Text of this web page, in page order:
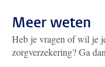
Meer weten
Heb je vragen of wil je
zorgverzekering? Ga